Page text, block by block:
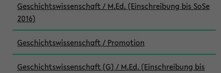
Geschichtswissenschaft / M.Ed. (Einschreibung bis SoSe
2016)
Geschichtswissenschaft / Promotion
Geschichtswissenschaft (G) / M.Ed. (Einschreibung bis